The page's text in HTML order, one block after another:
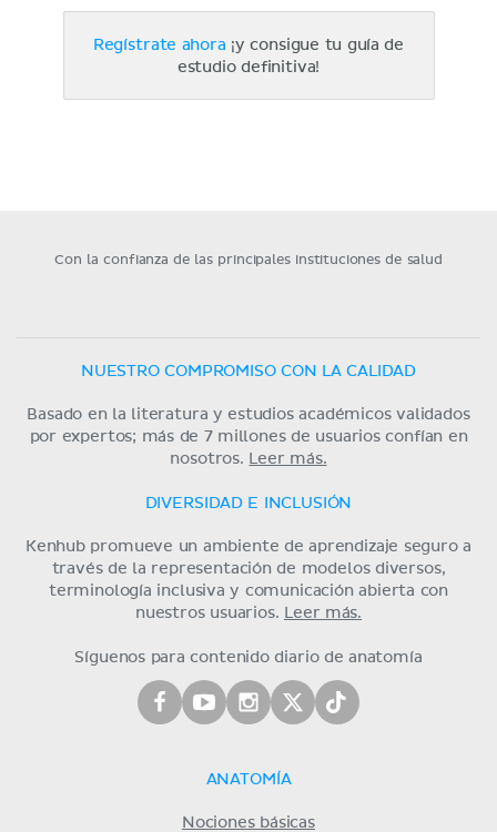
Regístrate ahora ¡y consigue tu guía de
estudio definitiva!
Con la confianza de las principales instituciones de salud
NUESTRO COMPROMISO CON LA CALIDAD
Basado en la literatura y estudios académicos validados
por expertos; más de 7 millones de usuarios confían en
nosotros.
Leer más.
DIVERSIDAD E INCLUSIÓN
Kenhub promueve un ambiente de aprendizaje seguro a
través de la representación de modelos diversos,
terminología inclusiva y comunicación abierta con
nuestros usuarios.
Leer más.
Síguenos para contenido diario de anatomía
ANATOMÍA
Nociones básicas